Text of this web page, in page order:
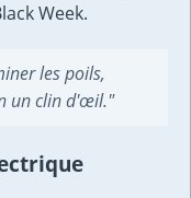
Week.
les poils,
un clin d'œil."